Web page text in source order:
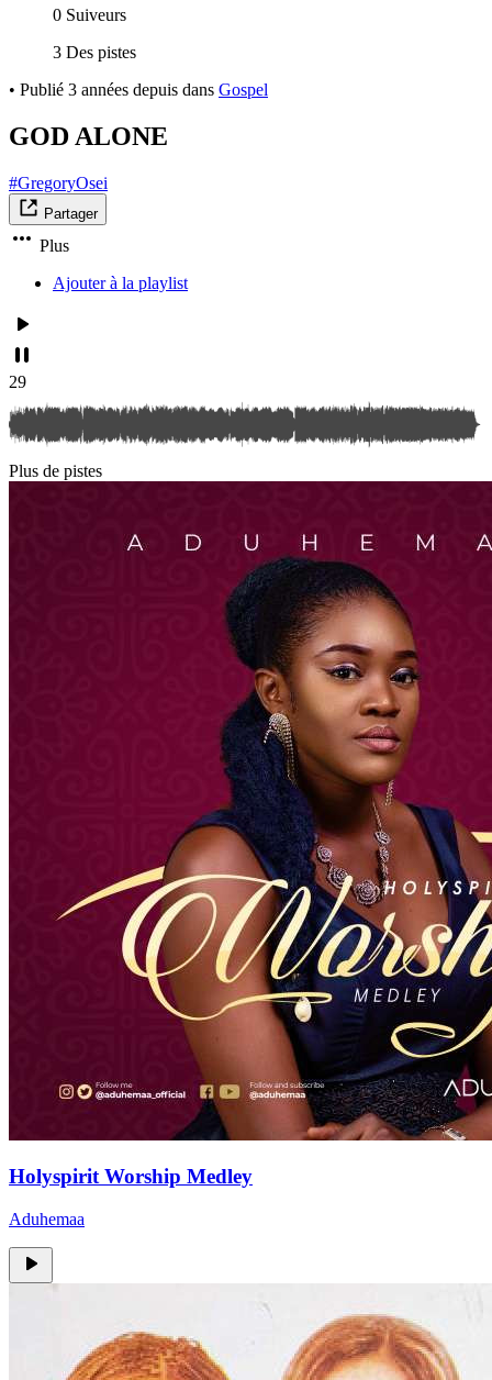
0 Suiveurs
3 Des pistes
• Publié 3 années depuis dans Gospel
GOD ALONE
#GregoryOsei
Partager
Plus
Ajouter à la playlist
29
Plus de pistes
Holyspirit Worship Medley
Aduhemaa